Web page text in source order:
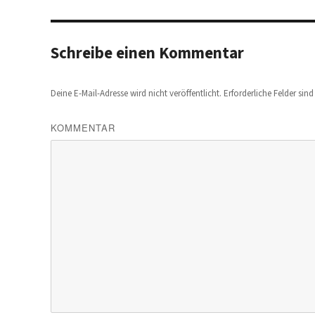
Schreibe einen Kommentar
Deine E-Mail-Adresse wird nicht veröffentlicht. Erforderliche Felder
KOMMENTAR